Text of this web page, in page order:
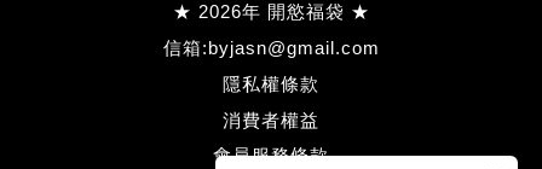
★ 2026年 開慾福袋 ★
信箱:byjasn@gmail.com
隱私權條款
消費者權益
會員服務條款